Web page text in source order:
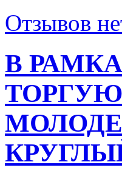
Отзывов
В